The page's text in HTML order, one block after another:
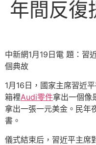
年間反復
中新網1月19日電 題：習
個典故
1月16日，國家主席習近
箱裡Audi零件拿出一個像
拿出一張一元美金。民年
書。
儀式結束后，習近平主席